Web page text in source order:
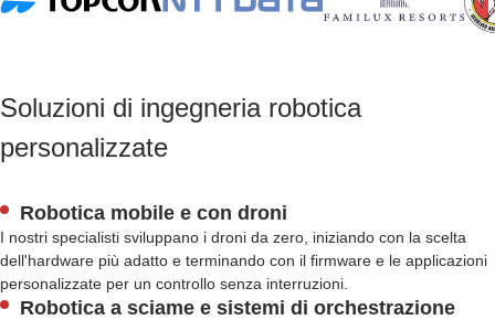
Soluzioni di ingegneria robotica
personalizzate
Robotica mobile e con droni
I nostri specialisti sviluppano i droni da zero, iniziando con la scelta
dell'hardware più adatto e terminando con il firmware e le applicazioni
personalizzate per un controllo senza interruzioni.
Robotica a sciame e sistemi di orchestrazione